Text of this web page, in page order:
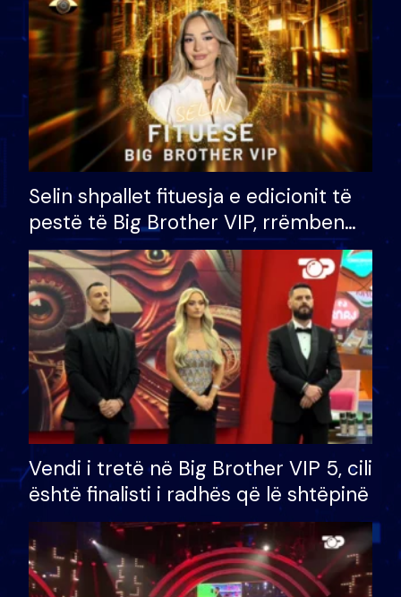
Selin shpallet fituesja e edicionit të
pestë të Big Brother VIP, rrëmben
çmimin e madh prej 100 mijë eurosh
Vendi i tretë në Big Brother VIP 5, cili
është finalisti i radhës që lë shtëpinë